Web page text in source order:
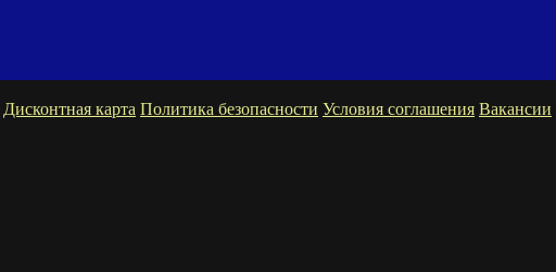
Дисконтная карта Политика безопасности Условия соглашения Вакансии